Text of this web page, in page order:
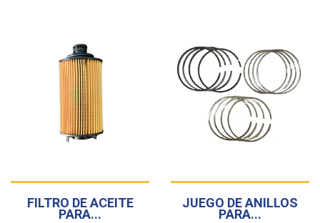
FILTRO DE ACEITE
PARA...
JUEGO DE ANILLOS
PARA...